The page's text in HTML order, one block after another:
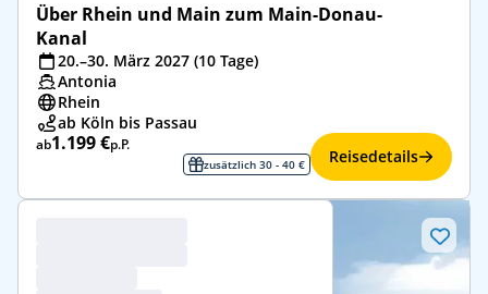
Über Rhein und Main zum Main-Donau-
Kanal
20.–30. März 2027 (10 Tage)
Antonia
Rhein
ab Köln bis Passau
ab1.199 €p.P.
zusätzlich 30 - 40 € Reisedetails